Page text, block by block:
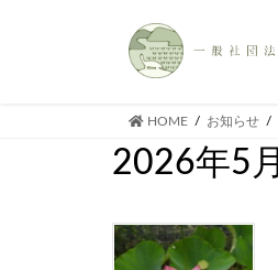
HOME お知らせ
2026年5月